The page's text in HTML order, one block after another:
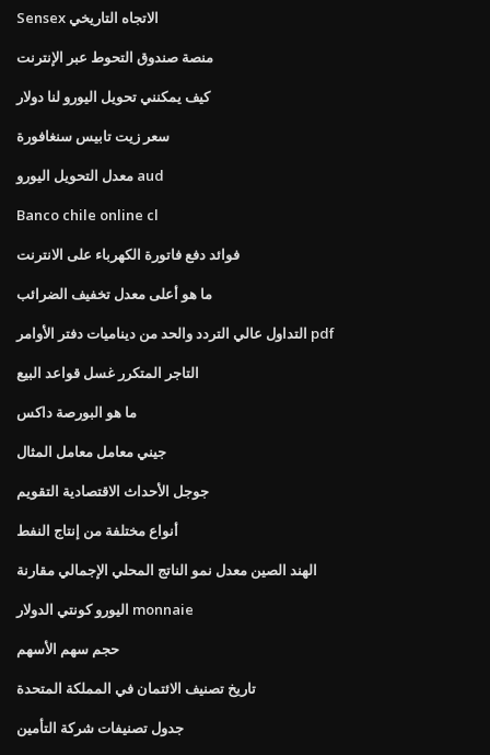
Sensex الاتجاه التاريخي
منصة صندوق التحوط عبر الإنترنت
كيف يمكنني تحويل اليورو لنا دولار
سعر زيت تابيس سنغافورة
معدل التحويل اليورو aud
Banco chile online cl
فوائد دفع فاتورة الكهرباء على الانترنت
ما هو أعلى معدل تخفيف الضرائب
التداول عالي التردد والحد من ديناميات دفتر الأوامر pdf
التاجر المتكرر غسل قواعد البيع
ما هو البورصة داكس
جيني معامل معامل المثال
جوجل الأحداث الاقتصادية التقويم
أنواع مختلفة من إنتاج النفط
الهند الصين معدل نمو الناتج المحلي الإجمالي مقارنة
اليورو كونتي الدولار monnaie
حجم سهم الأسهم
تاريخ تصنيف الائتمان في المملكة المتحدة
جدول تصنيفات شركة التأمين